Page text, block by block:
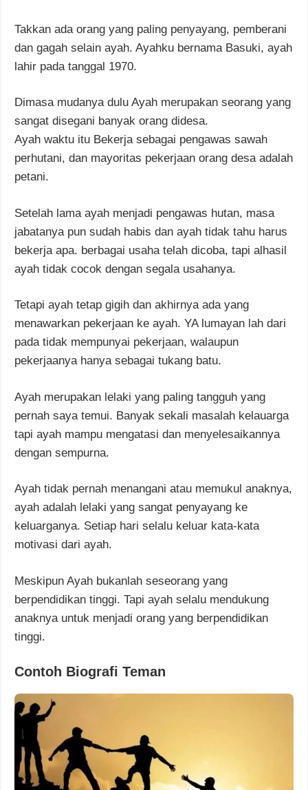
Takkan ada orang yang paling penyayang, pemberani
dan gagah selain ayah. Ayahku bernama Basuki, ayah
lahir pada tanggal 1970.
Dimasa mudanya dulu Ayah merupakan seorang yang
sangat disegani banyak orang didesa.
Ayah waktu itu Bekerja sebagai pengawas sawah
perhutani, dan mayoritas pekerjaan orang desa adalah
petani.
Setelah lama ayah menjadi pengawas hutan, masa
jabatanya pun sudah habis dan ayah tidak tahu harus
bekerja apa. berbagai usaha telah dicoba, tapi alhasil
ayah tidak cocok dengan segala usahanya.
Tetapi ayah tetap gigih dan akhirnya ada yang
menawarkan pekerjaan ke ayah. YA lumayan lah dari
pada tidak mempunyai pekerjaan, walaupun
pekerjaanya hanya sebagai tukang batu.
Ayah merupakan lelaki yang paling tangguh yang
pernah saya temui. Banyak sekali masalah kelauarga
tapi ayah mampu mengatasi dan menyelesaikannya
dengan sempurna.
Ayah tidak pernah menangani atau memukul anaknya,
ayah adalah lelaki yang sangat penyayang ke
keluarganya. Setiap hari selalu keluar kata-kata
motivasi dari ayah.
Meskipun Ayah bukanlah seseorang yang
berpendidikan tinggi. Tapi ayah selalu mendukung
anaknya untuk menjadi orang yang berpendidikan
tinggi.
Contoh Biografi Teman